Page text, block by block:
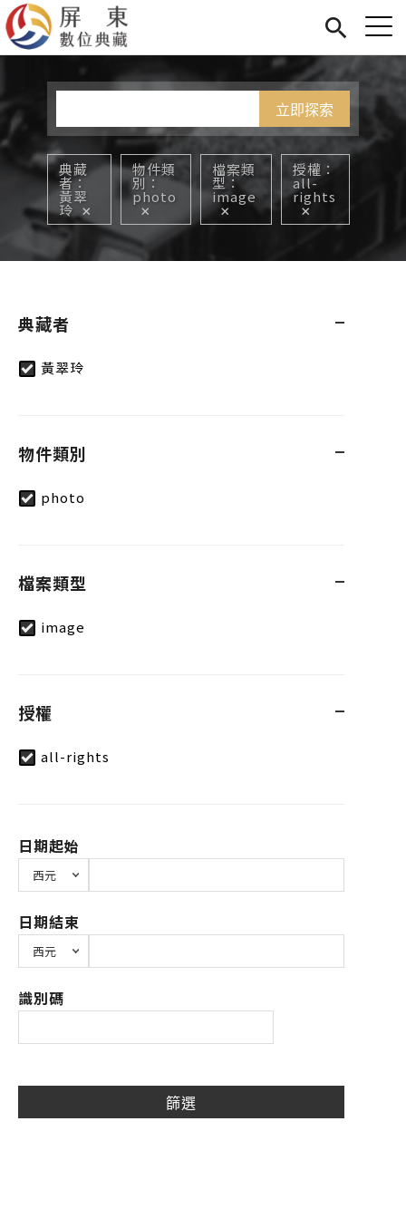
關於我們
Jump to Main content
您在這裡
典藏
者
黃翠
玲
物件類
別
photo
檔案類
型
image
授權
all-
rights
典藏者
黃翠玲
物件類別
photo
檔案類型
image
授權
all-rights
日期起始
日期結束
識別碼